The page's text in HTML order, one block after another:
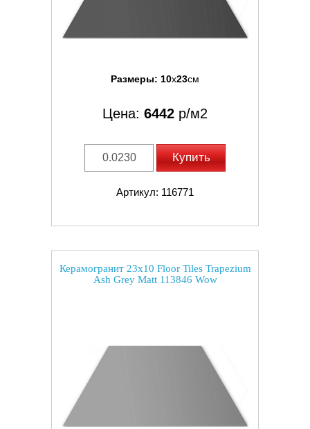
Размеры: 10x23см
Цена: 6442 р/м2
Купить
Артикул: 116771
Керамогранит 23x10 Floor Tiles Trapezium
Ash Grey Matt 113846 Wow